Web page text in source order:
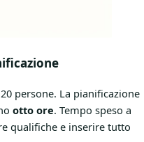
persone. La pianificazione
otto ore. Tempo speso a
qualifiche e inserire tutto